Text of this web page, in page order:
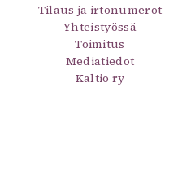
Tilaus ja irtonumerot
Yhteistyössä
Toimitus
Mediatiedot
Kaltio ry